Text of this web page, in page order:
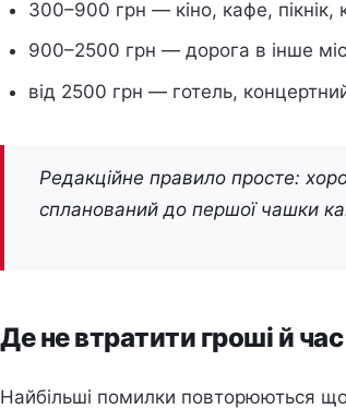
300–900 грн — кіно, кафе, пікнік,
900–2500 грн — дорога в інше
від 2500 грн — готель,
Редакційне правило просте:
спланований до першої чашки
Де не втратити гроші й час
Найбільші помилки повторюються